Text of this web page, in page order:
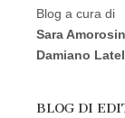
Blog a cura di
Sara
Damiano
BLOG DI